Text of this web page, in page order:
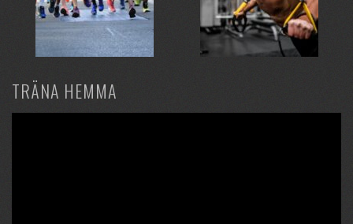
TRÄNA HEMMA